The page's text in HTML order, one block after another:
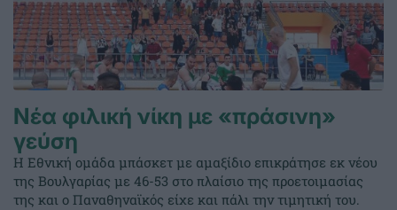
Νέα φιλική νίκη με «πράσινη»
γεύση
Η Εθνική ομάδα μπάσκετ με αμαξίδιο επικράτησε εκ νέου
της Βουλγαρίας με 46-53 στο πλαίσιο της προετοιμασίας
της και ο Παναθηναϊκός είχε και πάλι την τιμητική του.